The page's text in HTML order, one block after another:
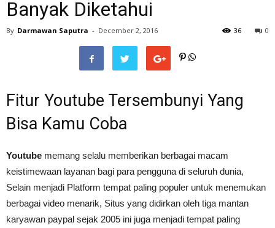
Banyak Diketahui
By Darmawan Saputra - December 2, 2016 0
36
Fitur Youtube Tersembunyi Yang
Bisa Kamu Coba
Youtube memang selalu memberikan berbagai macam
keistimewaan layanan bagi para pengguna di seluruh dunia,
Selain menjadi Platform tempat paling populer untuk menemukan
berbagai video menarik, Situs yang didirkan oleh tiga mantan
karyawan paypal sejak 2005 ini juga menjadi tempat paling